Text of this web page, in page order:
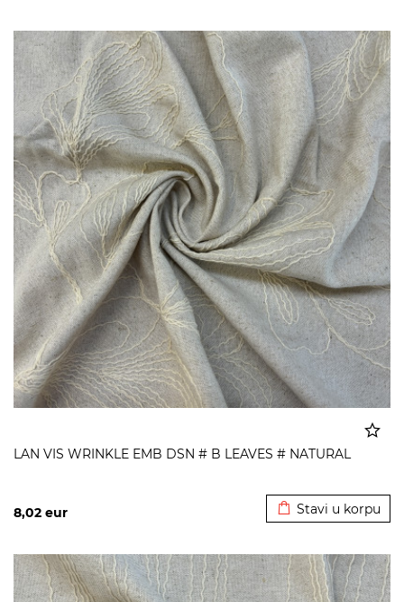
LAN VIS WRINKLE EMB DSN # B LEAVES # NATURAL
8,02 eur Stavi u korpu